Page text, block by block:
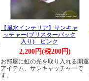
【風水インテリア】サンキャ
ッチャー(ブリスターパック
入り) ピンク
2,200円(税200円)
お部屋に虹の光を取り入れる開運
アイテム、サンキャッチャーで
す。